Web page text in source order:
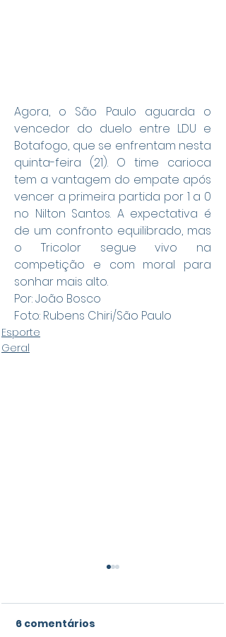
Agora, o São Paulo aguarda o
vencedor do duelo entre LDU e
Botafogo, que se enfrentam nesta
quinta-feira (21). O time carioca
tem a vantagem do empate após
vencer a primeira partida por 1 a 0
no Nilton Santos. A expectativa é
de um confronto equilibrado, mas
o Tricolor segue vivo na
competição e com moral para
sonhar mais alto.
Por: João Bosco
Foto: Rubens Chiri/São Paulo
Esporte
Geral
6 comentários